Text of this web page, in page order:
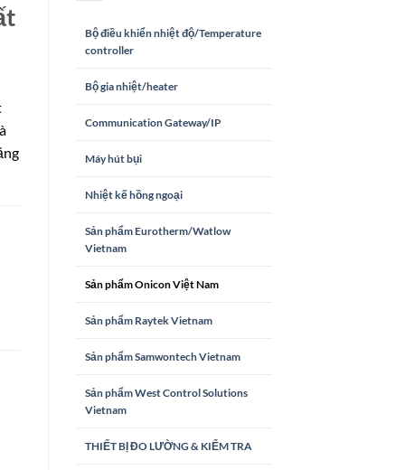
Bộ điều khiển nhiệt độ/Temperature
controller
Bộ gia nhiệt/heater
Communication Gateway/IP
Máy hút bụi
Nhiệt kế hồng ngoại
Sản phẩm Eurotherm/Watlow
Vietnam
Sản phẩm Onicon Việt Nam
Sản phẩm Raytek Vietnam
Sản phẩm Samwontech Vietnam
Sản phẩm West Control Solutions
Vietnam
THIẾT BỊ ĐO LƯỜNG & KIỂM TRA